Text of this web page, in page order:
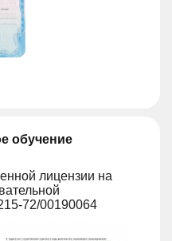
обучение
лицензии на
72/00190064